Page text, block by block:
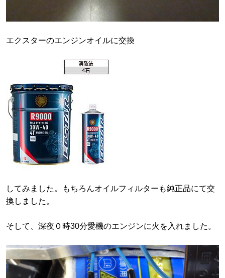
エクスターのエンジンオイルに交換
してみました。もちろんオイルフィルターも純正品にて交
換しました。
そして、深夜０時30分愛機のエンジンに火を入れました。